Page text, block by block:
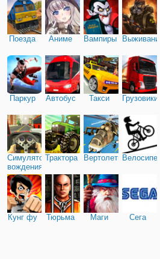
Поезда Аниме Вампиры Выживание
Паркур Автобус Такси Грузовики
Симулятор
вождения
Трактора ВертолетыВелосипед
Кунг фу Тюрьма Маги Сега